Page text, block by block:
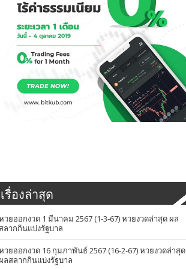
เรื่องล่าสุด
วยออกงวด 1 มีนาคม 2567 (1-3-67) หวยงวดล่าสุด ผล
สลากกินแบ่งรัฐบาล
วยออกงวด 16 กุมภาพันธ์ 2567 (16-2-67) หวยงวดล่าสุด
ลสลากกินแบ่งรัฐบาล